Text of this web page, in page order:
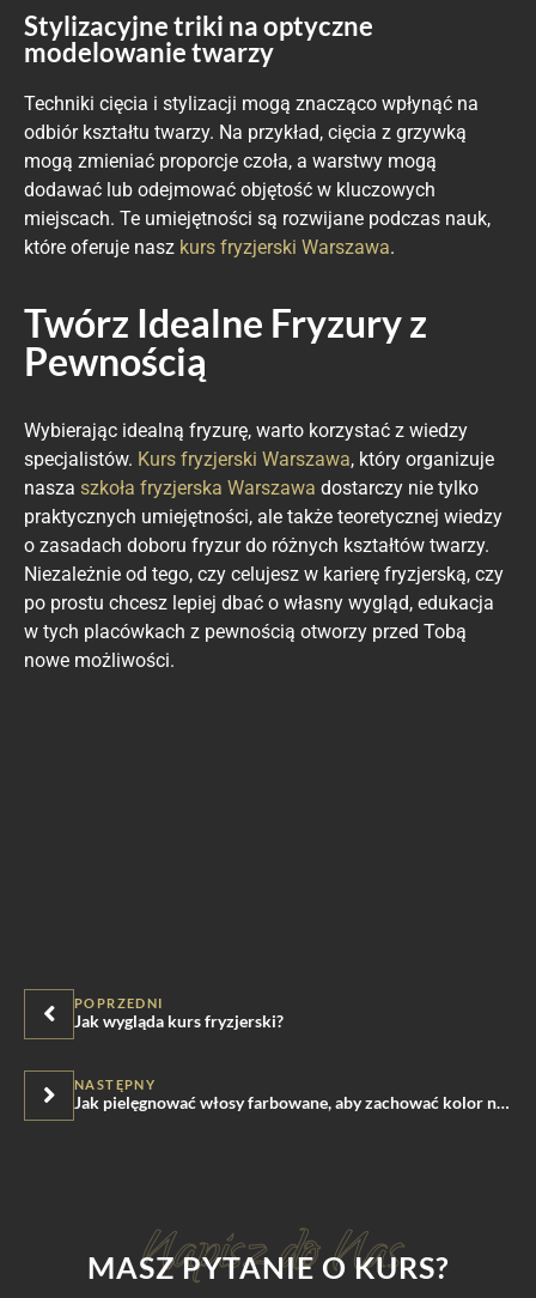
Stylizacyjne triki na optyczne
modelowanie twarzy
Techniki cięcia i stylizacji mogą znacząco wpłynąć na
odbiór kształtu twarzy. Na przykład, cięcia z grzywką
mogą zmieniać proporcje czoła, a warstwy mogą
dodawać lub odejmować objętość w kluczowych
miejscach. Te umiejętności są rozwijane podczas nauk,
które oferuje nasz kurs fryzjerski Warszawa.
Twórz Idealne Fryzury z
Pewnością
Wybierając idealną fryzurę, warto korzystać z wiedzy
specjalistów. Kurs fryzjerski Warszawa, który organizuje
nasza szkoła fryzjerska Warszawa dostarczy nie tylko
praktycznych umiejętności, ale także teoretycznej wiedzy
o zasadach doboru fryzur do różnych kształtów twarzy.
Niezależnie od tego, czy celujesz w karierę fryzjerską, czy
po prostu chcesz lepiej dbać o własny wygląd, edukacja
w tych placówkach z pewnością otworzy przed Tobą
nowe możliwości.
POPRZEDNI
Jak wygląda kurs fryzjerski?
NASTĘPNY
Jak pielęgnować włosy farbowane, aby zachować kolor na dłużej?
MASZ PYTANIE O KURS?